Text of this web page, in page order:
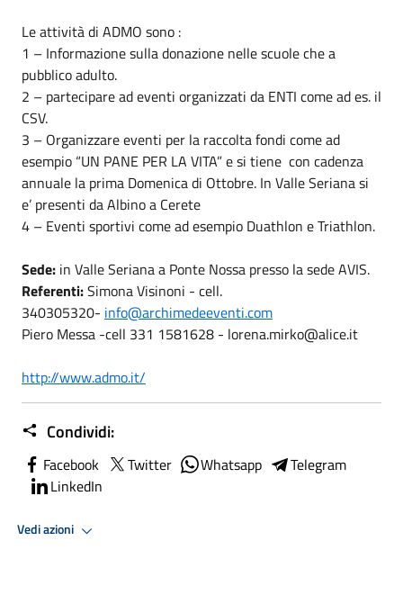
Le attività di ADMO sono :
1 – Informazione sulla donazione nelle scuole che a
pubblico adulto.
2 – partecipare ad eventi organizzati da ENTI come ad es. il
CSV.
3 – Organizzare eventi per la raccolta fondi come ad
esempio “UN PANE PER LA VITA” e si tiene con cadenza
annuale la prima Domenica di Ottobre. In Valle Seriana si
e’ presenti da Albino a Cerete
4 – Eventi sportivi come ad esempio Duathlon e Triathlon.
Sede: in Valle Seriana a Ponte Nossa presso la sede AVIS.
Referenti:Simona Visinoni - cell.
340305320- info@archimedeeventi.com
Piero Messa -cell 331 1581628 - lorena.mirko@alice.it
http://www.admo.it/
Condividi:
Facebook Twitter Whatsapp
Telegram
LinkedIn
Vedi azioni